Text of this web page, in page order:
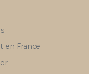
en France